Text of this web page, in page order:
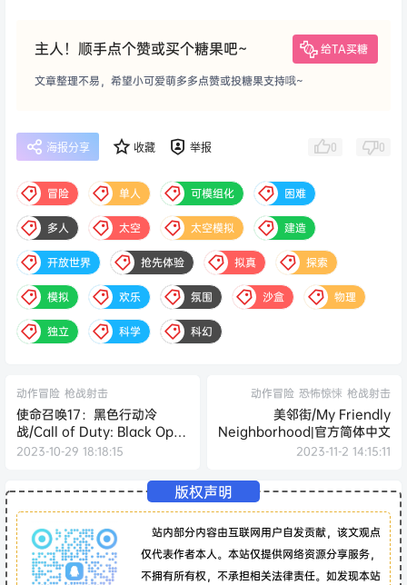
主人！顺手点个赞或买个糖果吧~ 给TA买糖
文章整理不易，希望小可爱萌多多点赞或投糖果支持哦~
海报分享 收藏 举报 0 0
冒险 单人 可模组化 困难
多人 太空 太空模拟 建造
开放世界 抢先体验 拟真 探索
模拟 欢乐 氛围 沙盒 物理
独立 科学 科幻
动作冒险 枪战射击
使命召唤17：黑色行动冷
战/Call of Duty: Black Ops
Cold War|官方简体中文
2023-10-29 18:18:15
动作冒险 恐怖惊悚 枪战射击
美邻街/My Friendly
Neighborhood|官方简体中文
2023-11-2 14:15:11
版权声明
站内部分内容由互联网用户自发贡献，该文观点
仅代表作者本人。本站仅提供网络资源分享服务，
不拥有所有权，不承担相关法律责任。如发现本站